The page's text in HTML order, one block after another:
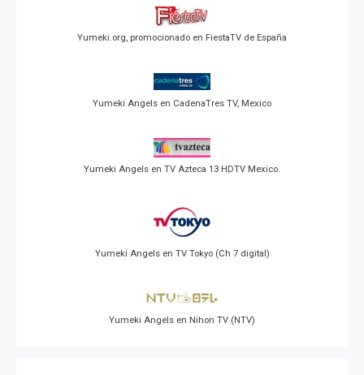
Yumeki.org, promocionado en FiestaTV de España
Yumeki Angels en CadenaTres TV, Mexico
Yumeki Angels en TV Azteca 13 HDTV Mexico.
Yumeki Angels en TV Tokyo (Ch 7 digital)
Yumeki Angels en Nihon TV (NTV)